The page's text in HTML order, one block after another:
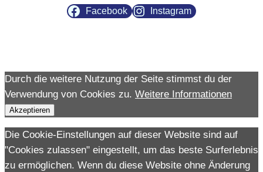
Facebook Instagram
Durch die weitere Nutzung der Seite stimmst du der
Verwendung von Cookies zu. Weitere Informationen
Akzeptieren
Die Cookie-Einstellungen auf dieser Website sind auf
"Cookies zulassen" eingestellt, um das beste Surferlebnis
zu ermöglichen. Wenn du diese Website ohne Änderung